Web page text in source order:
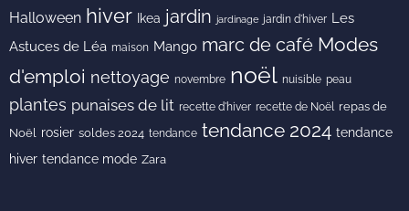
Halloween hiver Ikea jardin jardinage jardin d'hiver Les
Astuces de Léa maison Mango marc de café Modes
d'emploi nettoyage novembre noël nuisible peau
plantes punaises de lit recette d'hiver recette de Noël repas de
Noël rosier soldes 2024 tendance tendance 2024 tendance
hiver tendance mode Zara